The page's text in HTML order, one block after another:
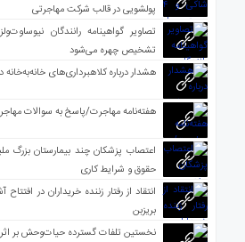
پولشویی در قالب شرکت مهاجرتی
تصاویر گواهینامه رانندگان
تشخیص چهره می‌شود
هشدار درباره کلاهبرداری‌های
هفته‌نامه مهاجرت/پاسخ به سوالات مهاجرتی ۵
اعتصاب پزشکان چند بیمارستان بزرگ
حقوق و شرایط کاری
انتقاد از رفتار زننده خریداران در
بریزبن
نخستین تلفات گسترده حیات‌وحش بر اثر